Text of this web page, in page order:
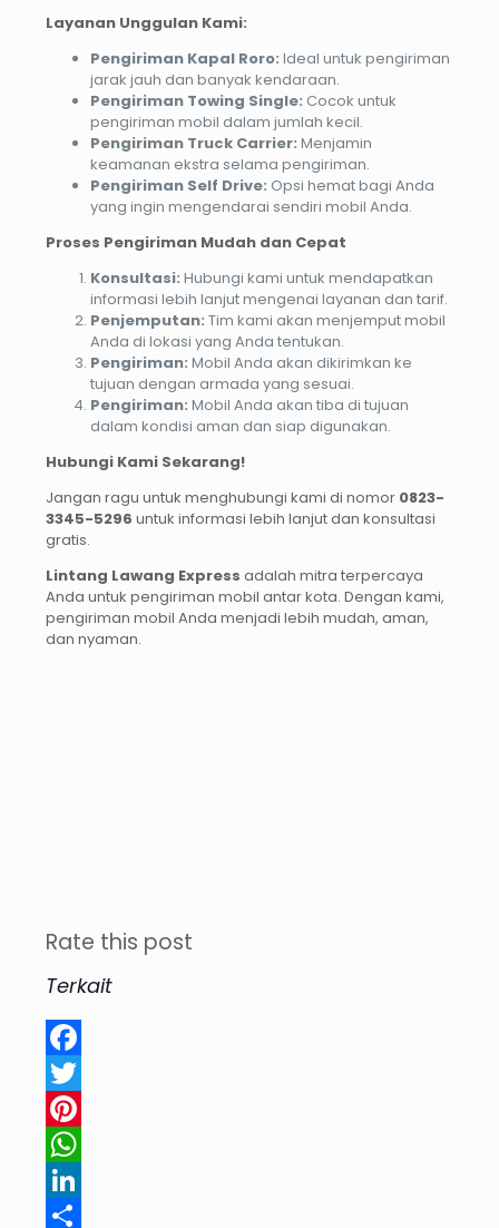
Layanan Unggulan Kami:
Pengiriman Kapal Roro: Ideal untuk pengiriman
jarak jauh dan banyak kendaraan.
Pengiriman Towing Single: Cocok untuk
pengiriman mobil dalam jumlah kecil.
Pengiriman Truck Carrier: Menjamin
keamanan ekstra selama pengiriman.
Pengiriman Self Drive: Opsi hemat bagi Anda
yang ingin mengendarai sendiri mobil Anda.
Proses Pengiriman Mudah dan Cepat
Konsultasi: Hubungi kami untuk mendapatkan
informasi lebih lanjut mengenai layanan dan tarif.
Penjemputan: Tim kami akan menjemput mobil
Anda di lokasi yang Anda tentukan.
Pengiriman: Mobil Anda akan dikirimkan ke
tujuan dengan armada yang sesuai.
Pengiriman: Mobil Anda akan tiba di tujuan
dalam kondisi aman dan siap digunakan.
Hubungi Kami Sekarang!
Jangan ragu untuk menghubungi kami di nomor 0823-
3345-5296 untuk informasi lebih lanjut dan konsultasi
gratis.
Lintang Lawang Express adalah mitra terpercaya
Anda untuk pengiriman mobil antar kota. Dengan kami,
pengiriman mobil Anda menjadi lebih mudah, aman,
dan nyaman.
Rate this post
Terkait
Facebook
Twitter
Pinterest
WhatsApp
LinkedIn